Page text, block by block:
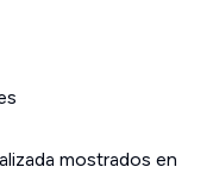
mostrados en